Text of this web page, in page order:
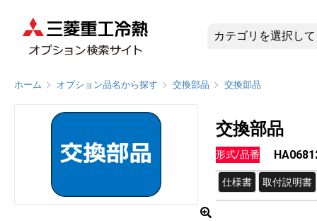
ホーム オプション品名から探す 交換部品 交換部品
交換部品
形式/品番
仕様書 取付説明書